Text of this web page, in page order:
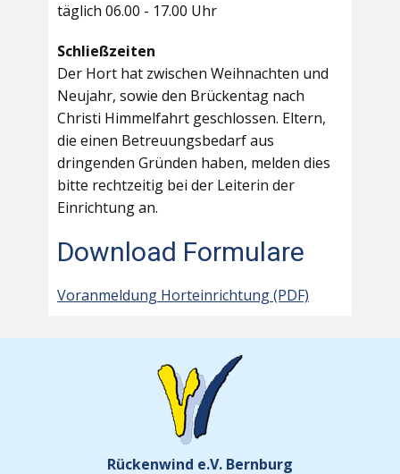
täglich 06.00 - 17.00 Uhr
Schließzeiten
Der Hort hat zwischen Weihnachten und
Neujahr, sowie den Brückentag nach
Christi Himmelfahrt geschlossen. Eltern,
die einen Betreuungsbedarf aus
dringenden Gründen haben, melden dies
bitte rechtzeitig bei der Leiterin der
Einrichtung an.
Download Formulare
Voranmeldung Horteinrichtung (PDF)
Rückenwind e.V. Bernburg